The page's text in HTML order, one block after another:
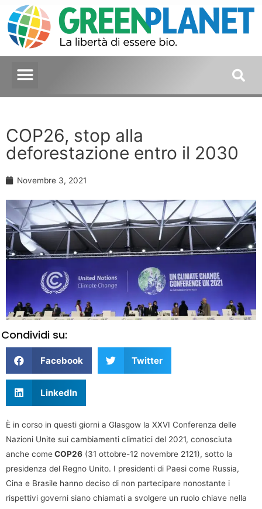
COP26, stop alla
deforestazione entro il 2030
Novembre 3, 2021
Condividi su:
Facebook Twitter
LinkedIn
È in corso in questi giorni a Glasgow la XXVI Conferenza delle
Nazioni Unite sui cambiamenti climatici del 2021, conosciuta
anche comeCOP26 (31 ottobre-12 novembre 2121), sotto la
presidenza del Regno Unito. I presidenti di Paesi come Russia,
Cina e Brasile hanno deciso di non partecipare nonostante i
rispettivi governi siano chiamati a svolgere un ruolo chiave nella